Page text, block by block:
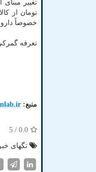
تومان از
خصوصاً دارو
تعرفه
منبع:
0.0
/ 5
تگهای